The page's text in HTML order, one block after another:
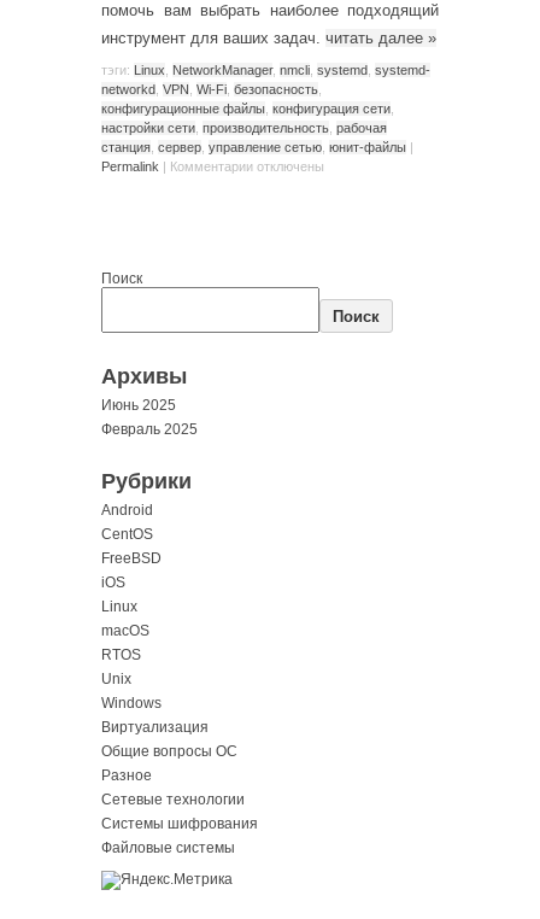
помочь вам выбрать наиболее подходящий
инструмент для ваших задач. читать далее »
тэги: Linux NetworkManager, nmcli systemd systemd-
networkd VPN Wi-Fi безопасность
конфигурационные файлы конфигурация сети
настройки сети производительность рабочая
станция сервер управление сетью юнит-файлы |
Permalink | Комментарии отключены
Поиск
Поиск
Архивы
Июнь 2025
Февраль 2025
Рубрики
Android
CentOS
FreeBSD
iOS
Linux
macOS
RTOS
Unix
Windows
Виртуализация
Общие вопросы ОС
Разное
Сетевые технологии
Системы шифрования
Файловые системы